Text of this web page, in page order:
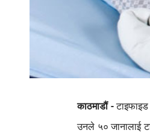
काठमाडौं -टाइफाइड
उनले ५० जानालाई